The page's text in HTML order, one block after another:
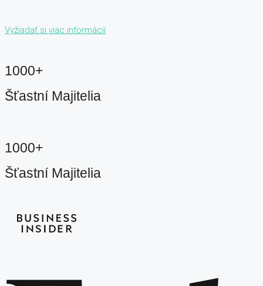
Vyžiadať si viac informácií
1000+
Šťastní Majitelia
1000+
Šťastní Majitelia